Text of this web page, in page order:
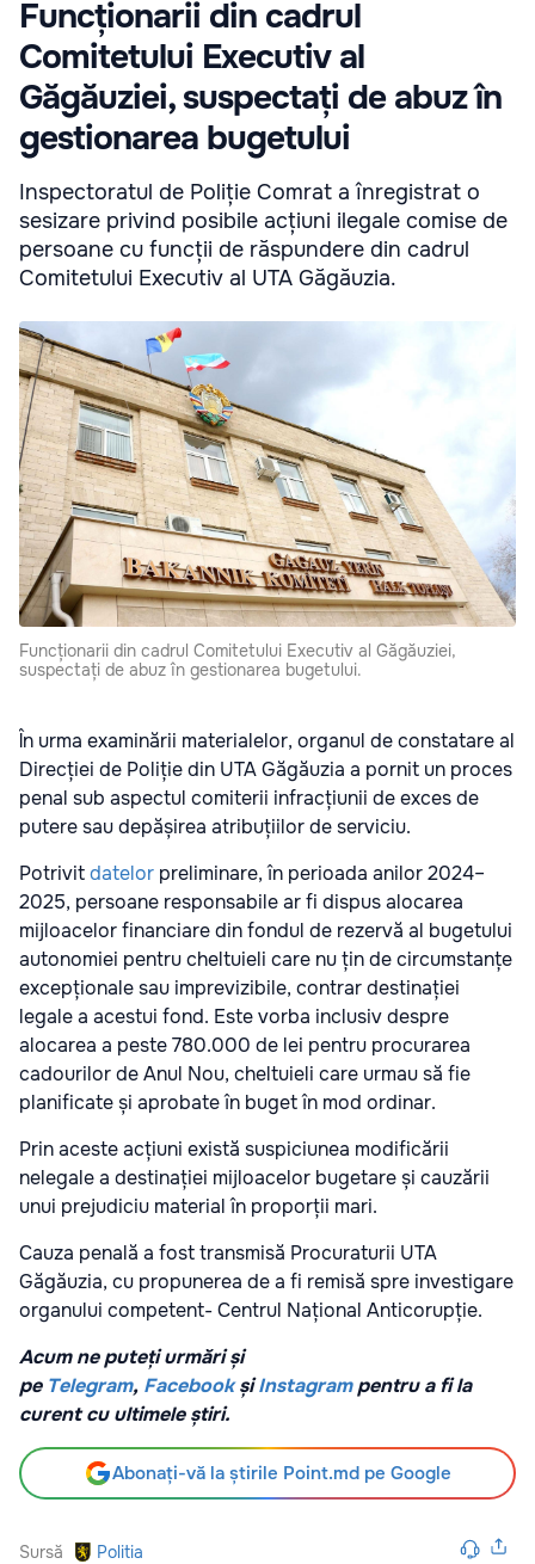
Funcționarii din cadrul
Comitetului Executiv al
Găgăuziei, suspectați de abuz în
gestionarea bugetului
Inspectoratul de Poliție Comrat a înregistrat o
sesizare privind posibile acțiuni ilegale comise de
persoane cu funcții de răspundere din cadrul
Comitetului Executiv al UTA Găgăuzia.
Funcționarii din cadrul Comitetului Executiv al Găgăuziei,
suspectați de abuz în gestionarea bugetului.
În urma examinării materialelor, organul de constatare al
Direcției de Poliție din UTA Găgăuzia a pornit un proces
penal sub aspectul comiterii infracțiunii de exces de
putere sau depășirea atribuțiilor de serviciu.
Potrivitdatelor preliminare, în perioada anilor 2024–
2025, persoane responsabile ar fi dispus alocarea
mijloacelor financiare din fondul de rezervă al bugetului
autonomiei pentru cheltuieli care nu țin de circumstanțe
excepționale sau imprevizibile, contrar destinației
legale a acestui fond. Este vorba inclusiv despre
alocarea a peste 780.000 de lei pentru procurarea
cadourilor de Anul Nou, cheltuieli care urmau să fie
planificate și aprobate în buget în mod ordinar.
Prin aceste acțiuni există suspiciunea modificării
nelegale a destinației mijloacelor bugetare și cauzării
unui prejudiciu material în proporții mari.
Cauza penală a fost transmisă Procuraturii UTA
Găgăuzia, cu propunerea de a fi remisă spre investigare
organului competent- Centrul Național Anticorupție.
Acum ne puteți urmări și
pe Telegram, Facebook șiInstagrampentru a fi la
curent cu ultimele știri.
Abonați-vă la știrile Point.md pe Google
Sursă Politia